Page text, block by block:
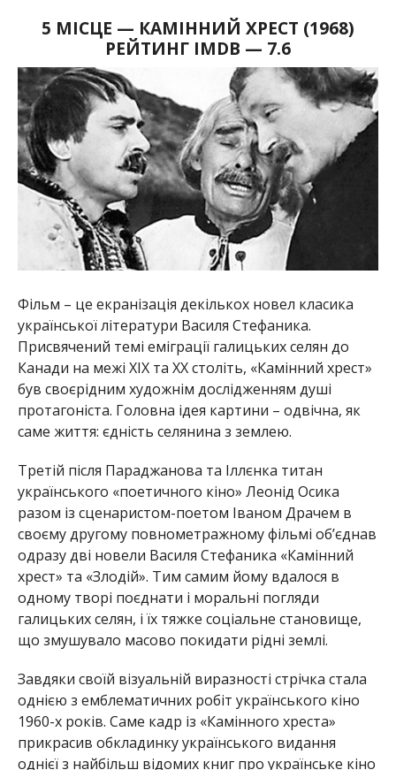
5 МІСЦЕ — КАМІННИЙ ХРЕСТ (1968)
РЕЙТИНГ IMDB — 7.6
Фільм – це екранізація декількох новел класика
української літератури Василя Стефаника.
Присвячений темі еміграції галицьких селян до
Канади на межі ХІХ та XX століть, «Камінний хрест»
був своєрідним художнім дослідженням душі
протагоніста. Головна ідея картини – одвічна, як
саме життя: єдність селянина з землею.
Третій після Параджанова та Іллєнка титан
українського «поетичного кіно» Леонід Осика
разом із сценаристом-поетом Іваном Драчем в
своєму другому повнометражному фільмі об’єднав
одразу дві новели Василя Стефаника «Камінний
хрест» та «Злодій». Тим самим йому вдалося в
одному творі поєднати і моральні погляди
галицьких селян, і їх тяжке соціальне становище,
що змушувало масово покидати рідні землі.
Завдяки своїй візуальній виразності стрічка стала
однією з емблематичних робіт українського кіно
1960-х років. Саме кадр із «Камінного хреста»
прикрасив обкладинку українського видання
однієї з найбільш відомих книг про українське кіно